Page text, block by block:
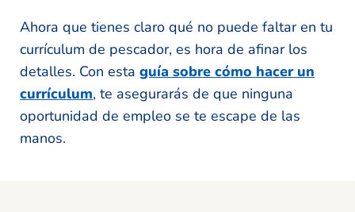
Ahora que tienes claro qué no puede faltar en tu
currículum de pescador, es hora de afinar los
detalles. Con esta guía sobre cómo hacer un
currículum, te asegurarás de que ninguna
oportunidad de empleo se te escape de las
manos.